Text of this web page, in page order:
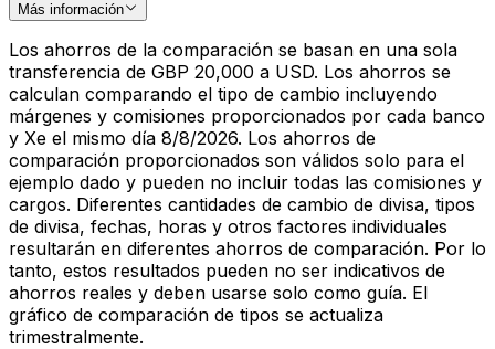
Más información
Los ahorros de la comparación se basan en una sola
transferencia de GBP 20,000 a USD. Los ahorros se
calculan comparando el tipo de cambio incluyendo
márgenes y comisiones proporcionados por cada banco
y Xe el mismo día 8/8/2026. Los ahorros de
comparación proporcionados son válidos solo para el
ejemplo dado y pueden no incluir todas las comisiones y
cargos. Diferentes cantidades de cambio de divisa, tipos
de divisa, fechas, horas y otros factores individuales
resultarán en diferentes ahorros de comparación. Por lo
tanto, estos resultados pueden no ser indicativos de
ahorros reales y deben usarse solo como guía. El
gráfico de comparación de tipos se actualiza
trimestralmente.